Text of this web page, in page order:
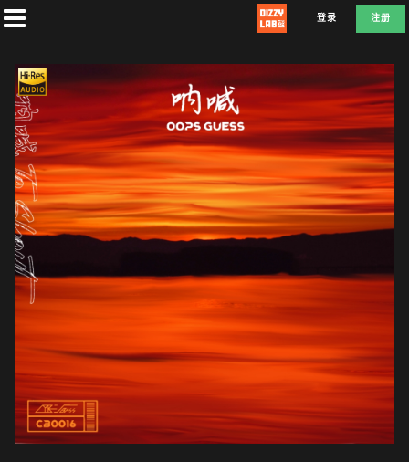
登录 注册
首
页
社
团
兑
DEFLATE